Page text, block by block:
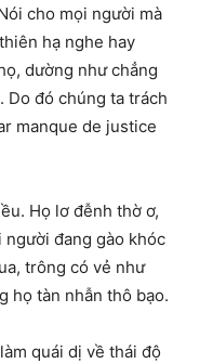
cho mọi người mà
hạ nghe hay
dường như chẳng
Do đó chúng ta trách
manque de justice
Họ lơ đễnh thờ ơ,
đang gào khóc
trông có vẻ như
họ tàn nhẫn thô bạo.
quái dị về thái độ